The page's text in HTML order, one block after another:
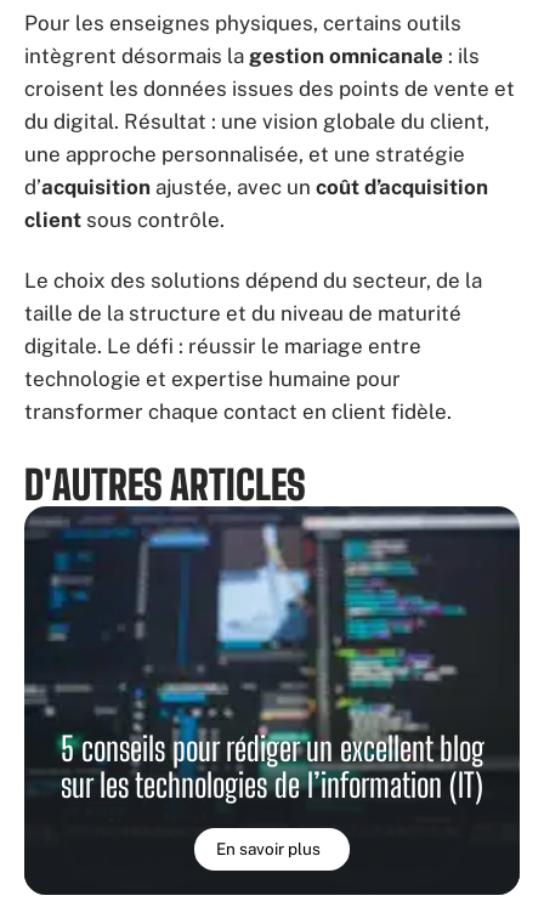
Pour les enseignes physiques, certains outils
intègrent désormais la gestion omnicanale : ils
croisent les données issues des points de vente et
du digital. Résultat : une vision globale du client,
une approche personnalisée, et une stratégie
d’acquisition ajustée, avec un coût d’acquisition
client sous contrôle.
Le choix des solutions dépend du secteur, de la
taille de la structure et du niveau de maturité
digitale. Le défi : réussir le mariage entre
technologie et expertise humaine pour
transformer chaque contact en client fidèle.
D'AUTRES ARTICLES
5 conseils pour rédiger un excellent blog
sur les technologies de l’information (IT)
En savoir plus